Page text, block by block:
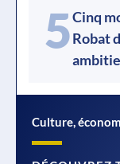
5Cinq
Robat
Culture,